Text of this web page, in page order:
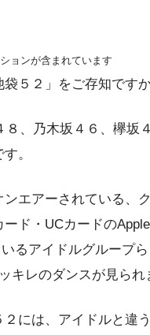
ョンが含まれています
袋５２ 」をご存知です
８、乃木坂４６、欅坂
す。
ンエアーされている、
ド・UCカードの
るアイドルグループ
キレのダンスが見られ
２には、アイドルと違